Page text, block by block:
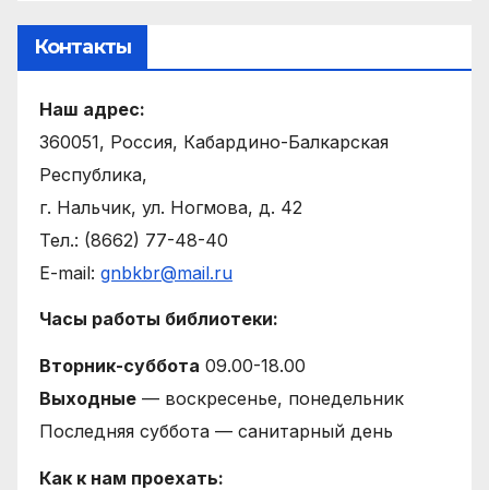
Контакты
Наш адрес:
360051, Россия, Кабардино-Балкарская
Республика,
г. Нальчик, ул. Ногмова, д. 42
Тел.: (8662) 77-48-40
E-mail: gnbkbr@mail.ru
Часы работы библиотеки:
Вторник-суббота 09.00-18.00
Выходные — воскресенье, понедельник
Последняя суббота — санитарный день
Как к нам проехать: